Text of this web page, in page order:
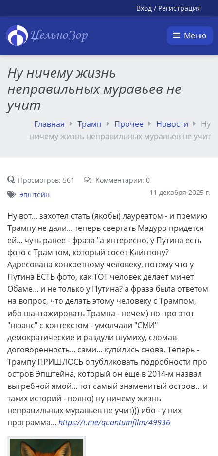
Вход / Регистрация
ЦельноЗор Меню
Ну ничему жизнь
неправильных муравьев не
учит
Главная Трамп Прочее Новости
Ну
ничему жизнь неправильных муравьев не учит
Просмотров: 561
Комментарии: 0
11 декабря 2025 г.
Эпштейн
Ну вот... захотел стать (якобы) лауреатом - и премию
Трампу не дали... теперь свергать Мадуро придется
ей... чуть ранее - фраза "а интересно, у Путина есть
фото с Трампом, который сосет Клинтону?
Адресована конкретному человеку, потому что у
Путина ЕСТЬ фото, как ТОТ человек делает минет
Обаме... и не только у Путина? а фраза была ответом
на вопрос, что делать этому человеку с Трампом,
ибо шантажировать Трампа - нечем) но про этот
"нюанс" с контекстом - умолчали "СМИ"
демократические и раздули шумиху, сломав
договоренность... сами... купились снова. Теперь -
Трампу ПРИШЛОСЬ опубликовать подробности про
остров Эпштейна, который он еще в 2014-м назвал
выгребной ямой... тот самый знаменитый остров... и
таких историй - полно) ну ничему жизнь
неправильных муравьев не учит))) ибо - у них
программа... https://t.me/quantumfilm/49936